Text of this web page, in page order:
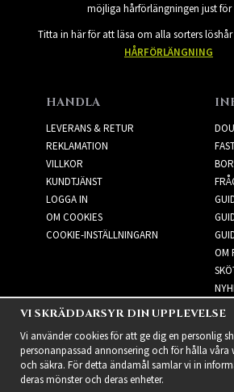
möjliga hårförlängningen just för
Titta in här för att läsa om alla sorters löshår
HÅRFÖRLÄNGNING
HANDLA
LEVERANS & RETUR
REKLAMATION
VILLKOR
KUNDTJÄNST
LOGGA IN
OM COOKIES
COOKIE-INSTÄLLNINGARN
OM
NYHETSBREV
VI SKRÄDDARSYR DIN UPPLEVELSE
Vi använder cookies för att ge dig en personlig
personanpassad annonsering och för hålla
och säkra. För detta ändamål samlar vi in
deras mönster och deras enheter.